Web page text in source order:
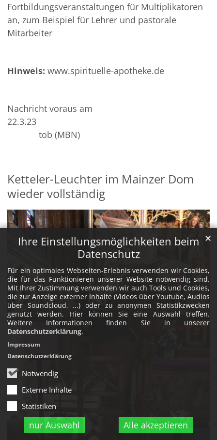
Ihre Einstellungsmöglichkeiten beim
Datenschutz
Für ein optimales Webseiten-Erlebnis verwenden wir Cookies,
die für das Funktionieren unserer Website notwendig sind.
Mit Ihrer Zustimmung verwenden wir auch Tools und Cookies,
die zur Anzeige externer Inhalte (Videos über Youtube, Audios
über Soundcloud, ...) oder zu anonymen Statistikzwecken
genutzt werden. Hier können Sie eine Auswahl treffen.
Weitere Informationen finden Sie in unserer
Datenschutzerklärung.
Notwendig
Externe Inhalte
Statistiken
nur Auswahl Alle akzeptieren
✕
Impressum
Datenschutzerklärung
Fortbildungsveranstaltungen für Multiplikatoren
an, zum Beispiel für Lehrer und pastorale
Mitarbeiter
Hinweis: www.spirituelle-apotheke.de
Nachricht voraus am
22.3.23
tob (MBN)
Ketteler-Leuchter im Mainzer Dom
wieder vollständig